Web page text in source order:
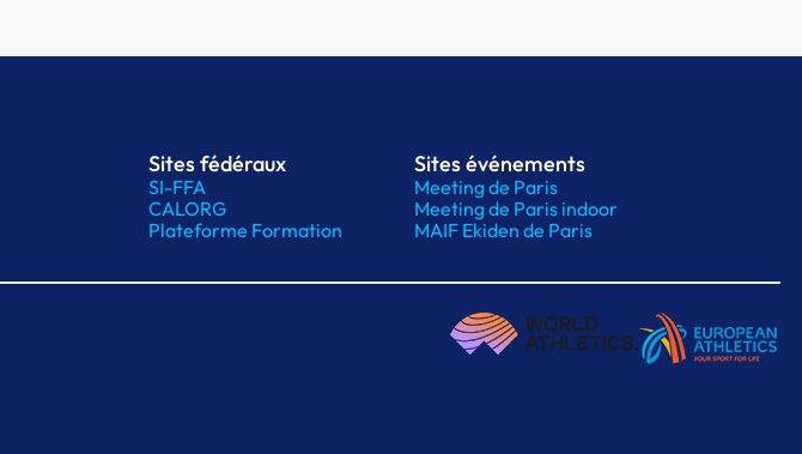
Sites fédéraux
SI-FFA
CALORG
Plateforme Formation
Sites événements
Meeting de Paris
Meeting de Paris indoor
MAIF Ekiden de Paris